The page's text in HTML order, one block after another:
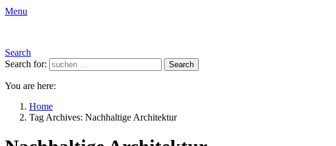
Menu
Search
Search for:
Search
You are here:
Home
Tag Archives: Nachhaltige Architektur